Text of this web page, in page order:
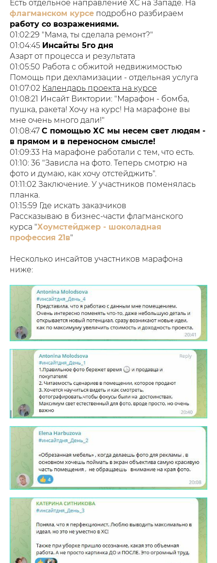
Есть отдельное направление ХС на Западе. На
флагманском курсе подробно разбираем
работу со возражениями.
01:02:29 "Мама, ты сделала ремонт?"
01:04:45 Инсайты 5го дня
Азарт от процесса и результата
01:05:50 Работа с обжитой недвижимостью
Помощь при дехламизации - отдельная услуга
01:07:02 Календарь проекта на курсе
01:08:21 Инсайт Виктории: "Марафон - бомба,
пушка, ракета! Хочу на курс! На марафоне вы
мне очень много дали!"
01:08:47 С помощью ХС мы несем свет людям -
в прямом и в переносном смысле!
01:09:33 На марафоне работали с тем, что есть.
01:10: 36 "Зависла на фото. Теперь смотрю на
фото и думаю, как хочу отстейджить".
01:11:02 Заключение. У участников поменялась
планка.
01:15:59 Где искать заказчиков
Рассказываю в бизнес-части флагманского
курса "Хоумстейджер - шоколадная
профессия 21в"
Несколько инсайтов участников марафона
ниже: